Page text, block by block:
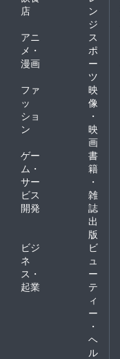
店
ン
ジ
アニ
メ・
漫画
ス
ポ
ー
ツ
ファ
ッ
ショ
ン
映
像
・
映
画
ゲー
ム・
サー
ビス
開発
書
籍
・
雑
誌
出
版
ビジ
ネ
ス・
起業
ビ
ュ
ー
テ
ィ
ー
・
ヘ
ル